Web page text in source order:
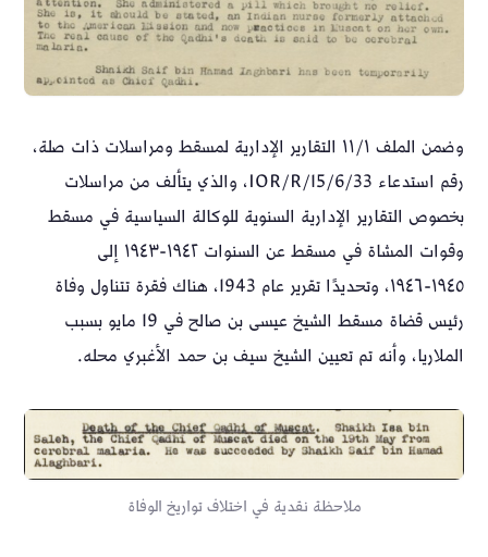
وضمن الملف ١١/١ التقارير الإدارية لمسقط ومراسلات ذات صلة،
رقم استدعاء IOR/R/15/6/33، والذي يتألف من مراسلات
بخصوص التقارير الإدارية السنوية للوكالة السياسية في مسقط
وقوات المشاة في مسقط عن السنوات ١٩٤٢-١٩٤٣ إلى
١٩٤٥-١٩٤٦، وتحديدًا تقرير عام 1943، هناك فقرة تتناول وفاة
رئيس قضاة مسقط الشيخ عيسى بن صالح في 19 مايو بسبب
الملاريا، وأنه تم تعيين الشيخ سيف بن حمد الأغبري محله.
ملاحظة نقدية في اختلاف تواريخ الوفاة